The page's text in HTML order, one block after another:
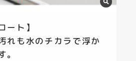
ート】
れも水のチカラで浮か
。